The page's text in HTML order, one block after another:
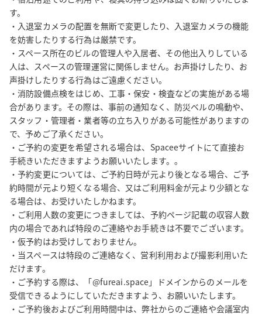
す。
・入退室カメラの配置を無断で変更したり、入退室カメラの機能
を妨害したりする行為は厳禁です。
・スペース所在のビルの管理人や入居者、その他出入りしている
人は、スペースの管理運営に関係しません。お声掛けしたり、お
声掛けしたりする行為はご遠慮ください。
・消防設備点検をはじめ、工事・保安・検査などの実施がある場
合があります。その際は、事前の通知なく、防災ベルの鳴動や、
スタッフ・管理者・業者等の立ち入りがある可能性がありますの
で、予めご了承ください。
・ご予約の変更を希望される場合は、Spaceeサイトにて直接お
手続きいただきますようお願いいたします。。
・予約変更については、ご予約日時が元より後となる場合、ご予
約時間が元より短くなる場合、又はご利用料金が元より少額とな
る場合は、お受けいたしかねます。
・ご利用人数の変更につきましては、予約ページ記載の収容人数
内の場合であれば特段のご連絡やお手続きは不要でございます。
・仮予約はお受けしておりません。
・当スペースは特段のご連絡なく、営利利用および撮影利用いた
だけます。
・ご予約する際は、「@fureai.space」ドメインからのメールを
受信できるようにしていただきますよう、お願いいたします。
・ご予約後およびご利用時間中は、弊社からのご連絡や会議室内